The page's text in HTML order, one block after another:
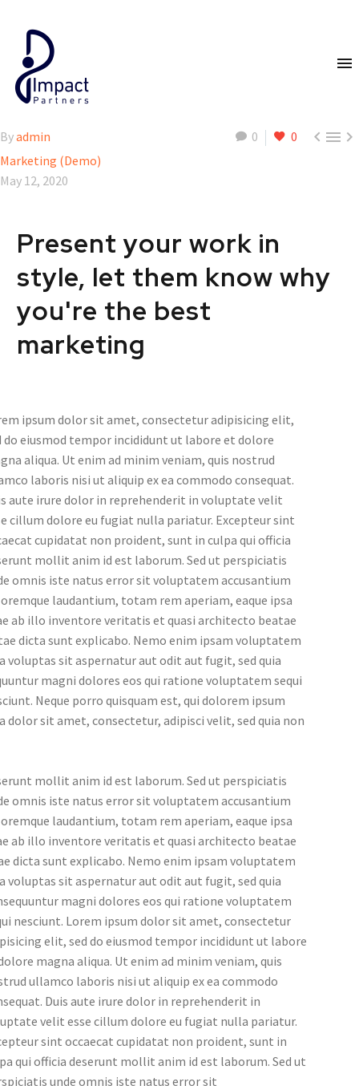
0 0 
Byadmin
Marketing (Demo)
May 12, 2020
Present your work in
style, let them know why
you're the best
marketing
ipsum dolor sit amet, consectetur adipisicing elit,
do eiusmod tempor incididunt ut labore et dolore
aliqua. Ut enim ad minim veniam, quis nostrud
laboris nisi ut aliquip ex ea commodo consequat.
aute irure dolor in reprehenderit in voluptate velit
cillum dolore eu fugiat nulla pariatur. Excepteur sint
cupidatat non proident, sunt in culpa qui officia
mollit anim id est laborum. Sed ut perspiciatis
omnis iste natus error sit voluptatem accusantium
laudantium, totam rem aperiam, eaque ipsa
ab illo inventore veritatis et quasi architecto beatae
dicta sunt explicabo. Nemo enim ipsam voluptatem
voluptas sit aspernatur aut odit aut fugit, sed quia
magni dolores eos qui ratione voluptatem sequi
Neque porro quisquam est, qui dolorem ipsum
dolor sit amet, consectetur, adipisci velit, sed quia non
mollit anim id est laborum. Sed ut perspiciatis
omnis iste natus error sit voluptatem accusantium
laudantium, totam rem aperiam, eaque ipsa
ab illo inventore veritatis et quasi architecto beatae
dicta sunt explicabo. Nemo enim ipsam voluptatem
voluptas sit aspernatur aut odit aut fugit, sed quia
magni dolores eos qui ratione voluptatem
nesciunt. Lorem ipsum dolor sit amet, consectetur
elit, sed do eiusmod tempor incididunt ut labore
magna aliqua. Ut enim ad minim veniam, quis
ullamco laboris nisi ut aliquip ex ea commodo
Duis aute irure dolor in reprehenderit in
velit esse cillum dolore eu fugiat nulla pariatur.
sint occaecat cupidatat non proident, sunt in
qui officia deserunt mollit anim id est laborum. Sed ut
unde omnis iste natus error sit